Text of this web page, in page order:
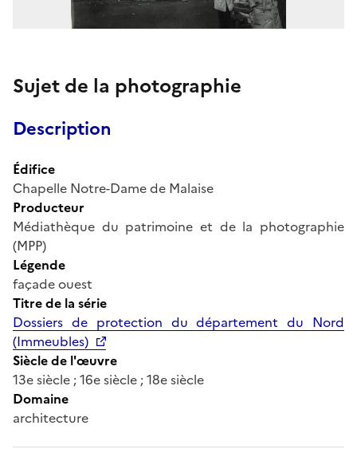
Sujet de la photographie
Description
Édifice
Chapelle Notre-Dame de Malaise
Producteur
Médiathèque du patrimoine et de la photographie
(MPP)
Légende
façade ouest
Titre de la série
Dossiers de protection du département du Nord
(Immeubles)
Siècle de l'œuvre
13e siècle ; 16e siècle ; 18e siècle
Domaine
architecture